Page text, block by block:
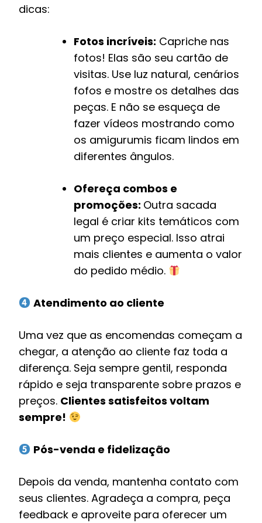
dicas:
Fotos incríveis: Capriche nas
fotos! Elas são seu cartão de
visitas. Use luz natural, cenários
fofos e mostre os detalhes das
peças. E não se esqueça de
fazer vídeos mostrando como
os amigurumis ficam lindos em
diferentes ângulos.
Ofereça combos e
promoções: Outra sacada
legal é criar kits temáticos com
um preço especial. Isso atrai
mais clientes e aumenta o valor
do pedido médio.
Atendimento ao cliente
Uma vez que as encomendas começam a
chegar, a atenção ao cliente faz toda a
diferença. Seja sempre gentil, responda
rápido e seja transparente sobre prazos e
preços. Clientes satisfeitos voltam
sempre!
Pós-venda e fidelização
Depois da venda, mantenha contato com
seus clientes. Agradeça a compra, peça
feedback e aproveite para oferecer um